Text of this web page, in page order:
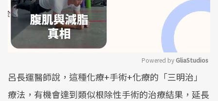
Mute
Powered by GliaStudios
呂長運醫師說，這種化療+手術+化療的「三明治」
療法，有機會達到類似根除性手術的治療結果，延長